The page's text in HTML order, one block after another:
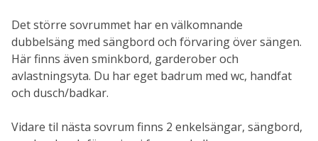
Det större sovrummet har en välkomnande
dubbelsäng med sängbord och förvaring över sängen.
Här finns även sminkbord, garderober och
avlastningsyta. Du har eget badrum med wc, handfat
och dusch/badkar.
Vidare til nästa sovrum finns 2 enkelsängar, sängbord,